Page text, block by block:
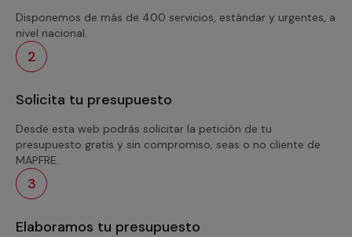
Disponemos de más de 400 servicios, estándar y urgentes, a
nivel nacional.
2
Solicita tu presupuesto
Desde esta web podrás solicitar la petición de tu
presupuesto gratis y sin compromiso, seas o no cliente de
MAPFRE.
3
Elaboramos tu presupuesto